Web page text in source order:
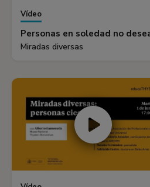
Vídeo
Personas en soledad no
Miradas diversas